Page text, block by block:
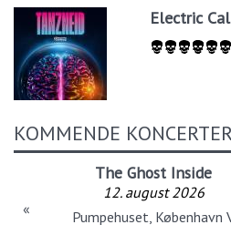
Electric
KOMMENDE KONCERTER
The Ghost Inside
12. august 2026
Pumpehuset, København
«